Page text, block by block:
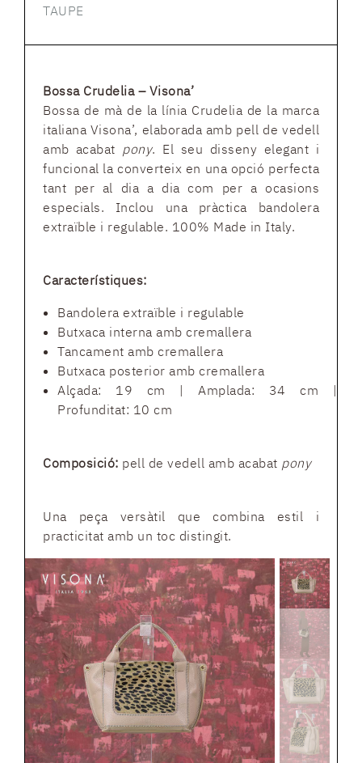
TAUPE
Bossa Crudelia – Visona’
Bossa de mà de la línia Crudelia de la marca
italiana Visona’, elaborada amb pell de vedell
amb acabat pony. El seu disseny elegant i
funcional la converteix en una opció perfecta
tant per al dia a dia com per a ocasions
especials. Inclou una pràctica bandolera
extraïble i regulable. 100% Made in Italy.
Característiques:
Bandolera extraïble i regulable
Butxaca interna amb cremallera
Tancament amb cremallera
Butxaca posterior amb cremallera
Alçada: 19 cm | Amplada: 34 cm |
Profunditat: 10 cm
Composició: pell de vedell amb acabat pony
Una peça versàtil que combina estil i
practicitat amb un toc distingit.